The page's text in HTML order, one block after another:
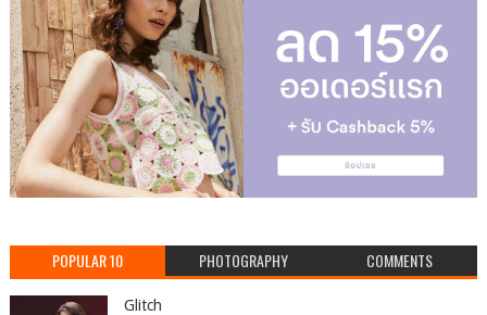
POPULAR 10 PHOTOGRAPHY COMMENTS
Glitch